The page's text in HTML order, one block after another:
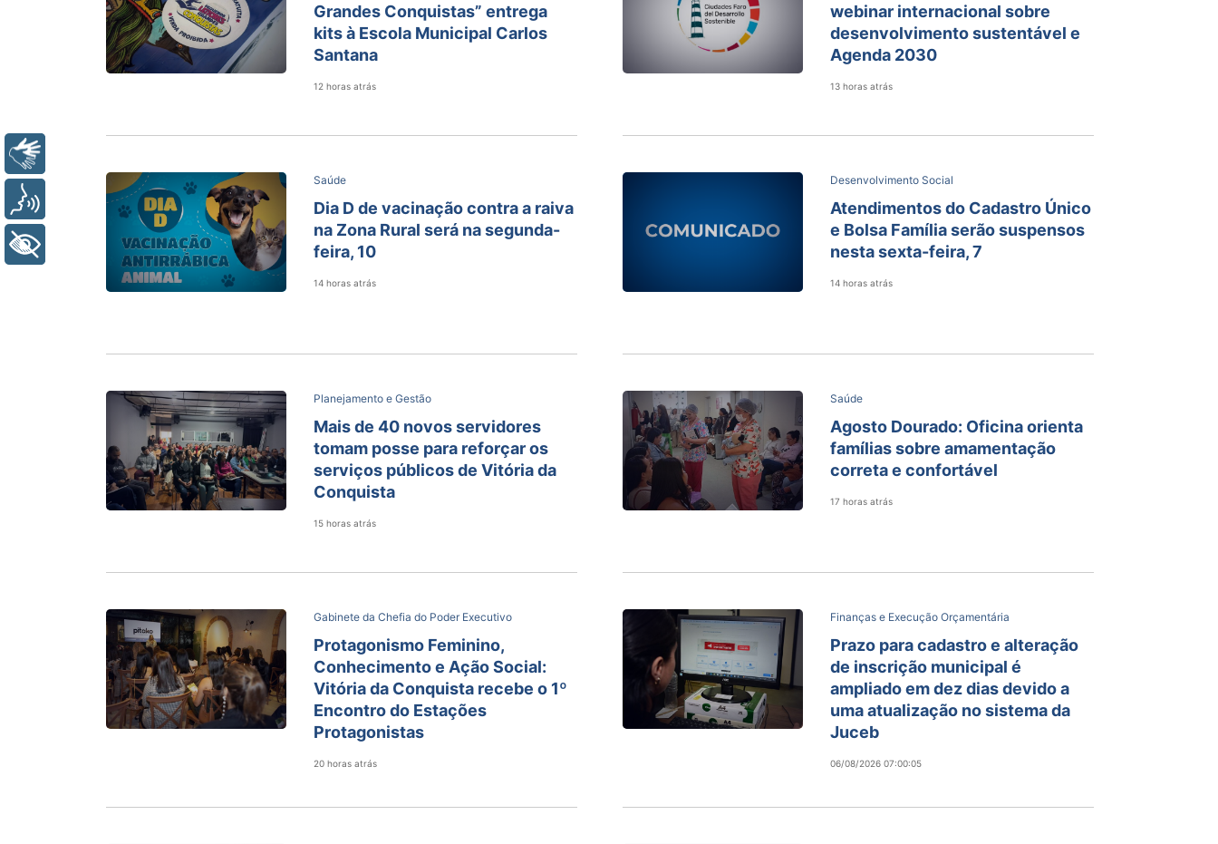
Grandes Conquistas” entrega
kits à Escola Municipal Carlos
Santana
12 horas atrás
webinar internacional sobre
desenvolvimento sustentável e
Agenda 2030
13 horas atrás
Saúde
Dia D de vacinação contra a raiva
na Zona Rural será na segunda-
feira, 10
14 horas atrás
Desenvolvimento Social
Atendimentos do Cadastro Único
e Bolsa Família serão suspensos
nesta sexta-feira, 7
14 horas atrás
Planejamento e Gestão
Mais de 40 novos servidores
tomam posse para reforçar os
serviços públicos de Vitória da
Conquista
15 horas atrás
Saúde
Agosto Dourado: Oficina orienta
famílias sobre amamentação
correta e confortável
17 horas atrás
Gabinete da Chefia do Poder Executivo
Protagonismo Feminino,
Conhecimento e Ação Social:
Vitória da Conquista recebe o 1º
Encontro do Estações
Protagonistas
20 horas atrás
Finanças e Execução Orçamentária
Prazo para cadastro e alteração
de inscrição municipal é
ampliado em dez dias devido a
uma atualização no sistema da
Juceb
06/08/2026 07:00:05
+ Acessibilidade